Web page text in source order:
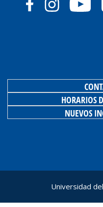
HORARIOS
NUEVOS
Universidad